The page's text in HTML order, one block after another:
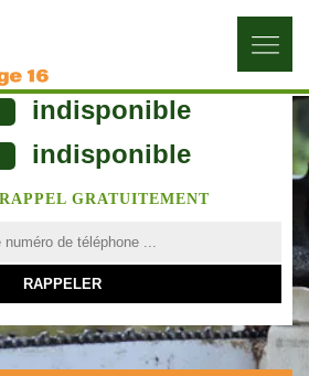
indisponible
indisponible
GRATUITEMENT